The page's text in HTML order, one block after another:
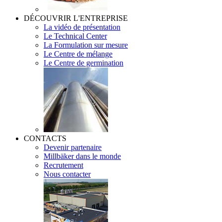
DÉCOUVRIR L'ENTREPRISE
La vidéo de présentation
Le Technical Center
La Formulation sur mesure
Le Centre de mélange
Le Centre de germination
CONTACTS
Devenir partenaire
Millbäker dans le monde
Recrutement
Nous contacter